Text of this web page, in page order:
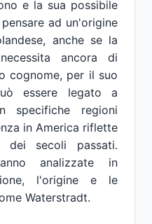
e la sua possibile
ad un'origine
anche se la
ancora di
cognome, per il suo
essere legato a
specifiche regioni
in America riflette
dei secoli passati.
analizzate in
l'origine e le
Waterstradt.